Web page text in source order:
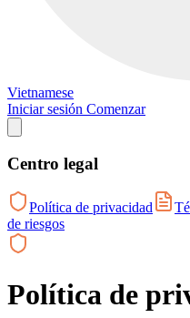
Vietnamese
Iniciar sesión Comenzar
Centro legal
Política de privacidad
de riesgos
Política de